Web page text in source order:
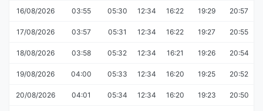
16/08/2026 03:55 05:30 12:34 16:22 19:29 20:57
17/08/2026 03:57 05:31 12:34 16:22 19:27 20:55
18/08/2026 03:58 05:32 12:34 16:21 19:26 20:54
19/08/2026 04:00 05:33 12:34 16:20 19:25 20:52
20/08/2026 04:01 05:34 12:34 16:20 19:23 20:50